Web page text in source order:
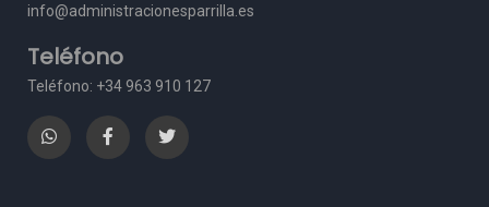
info@administracionesparrilla.es
Teléfono
Teléfono: +34 963 910 127